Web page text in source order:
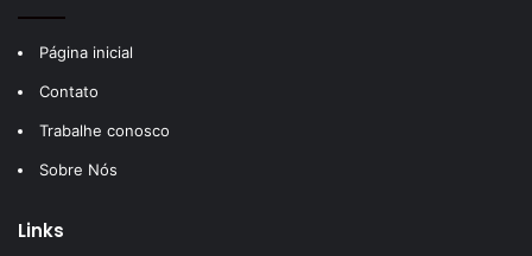
Página inicial
Contato
Trabalhe conosco
Sobre Nós
Links